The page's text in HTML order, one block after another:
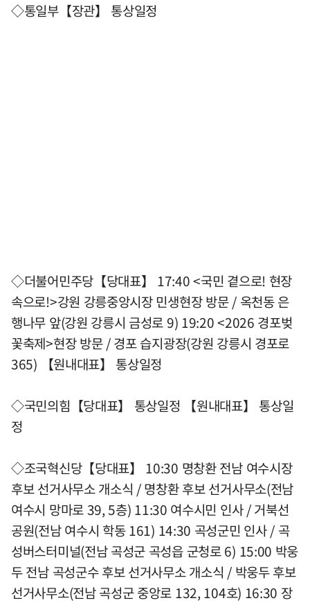
◇통일부【장관】 통상일정
◇더불어민주당【당대표】 17:40 <국민 곁으로! 현장
속으로!>강원 강릉중앙시장 민생현장 방문 / 옥천동 은
행나무 앞(강원 강릉시 금성로 9) 19:20 <2026 경포벚
꽃축제>현장 방문 / 경포 습지광장(강원 강릉시 경포로
365) 【원내대표】 통상일정
◇국민의힘【당대표】 통상일정 【원내대표】 통상일
정
◇조국혁신당【당대표】 10:30 명창환 전남 여수시장
후보 선거사무소 개소식 / 명창환 후보 선거사무소(전남
여수시 망마로 39, 5층) 11:30 여수시민 인사 / 거북선
공원(전남 여수시 학동 161) 14:30 곡성군민 인사 / 곡
성버스터미널(전남 곡성군 곡성읍 군청로 6) 15:00 박웅
두 전남 곡성군수 후보 선거사무소 개소식 / 박웅두 후보
선거사무소(전남 곡성군 중앙로 132, 104호) 16:30 장